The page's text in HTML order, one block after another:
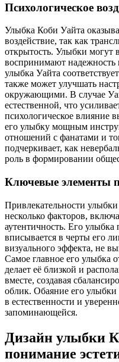
Психологическое
Улыбка Коби Уайта
воздействие, так как
открытость. Улыбки могут
воспринимают надежность
улыбка Уайта
также может улучшать
окружающими. В случае
естественной, что
психологическое влияние
его улыбку мощным
отношений с фанатами и
подчеркивает, как
роль в формировании
Ключевые элементы
Привлекательности
несколько факторов,
аутентичность. Его
вписывается в черты его
визуального эффекта, не
Самое главное его улыбка
делает её близкой и
вместе, создавая
облик. Обаяние его улыбки
в естественности и
запоминающейся.
Дизайн улыбки
понимание